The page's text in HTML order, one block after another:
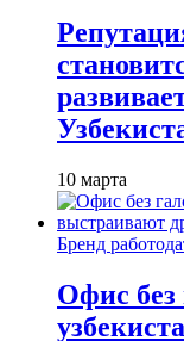
10 марта
Бренд
Офис без